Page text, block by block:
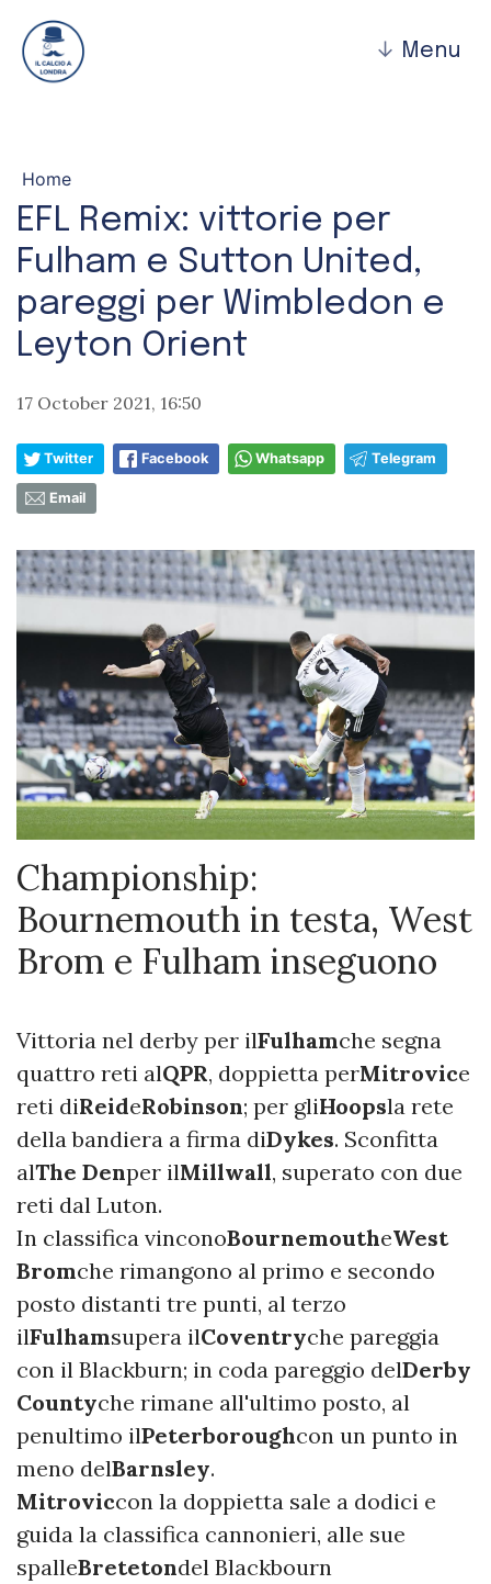
↓ Menu
Home
EFL Remix: vittorie per
Fulham e Sutton United,
pareggi per Wimbledon e
Leyton Orient
17 October 2021, 16:50
Twitter Facebook Whatsapp Telegram
Email
Championship:
Bournemouth in testa, West
Brom e Fulham inseguono
Vittoria nel derby per ilFulhamche segna
quattro reti alQPR, doppietta perMitrovice
reti diReideRobinson; per gliHoopsla rete
della bandiera a firma diDykes. Sconfitta
alThe Denper ilMillwall, superato con due
reti dal Luton.
In classifica vinconoBournemoutheWest
Bromche rimangono al primo e secondo
posto distanti tre punti, al terzo
ilFulhamsupera ilCoventryche pareggia
con il Blackburn; in coda pareggio delDerby
Countyche rimane all'ultimo posto, al
penultimo ilPeterboroughcon un punto in
meno delBarnsley.
Mitroviccon la doppietta sale a dodici e
guida la classifica cannonieri, alle sue
spalleBretetondel Blackbourn